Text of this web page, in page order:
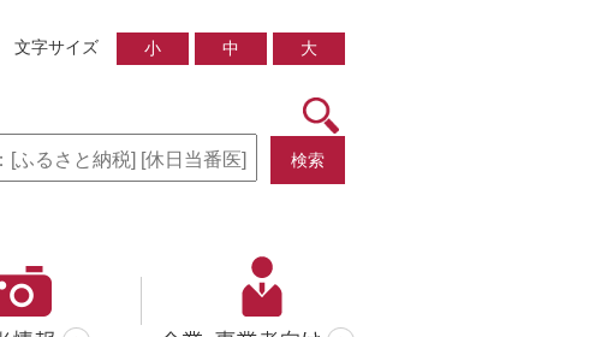
文字サイズ 小 中 大
検索